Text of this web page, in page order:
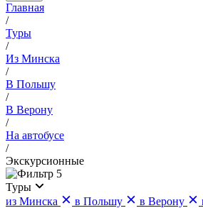
Главная
/
Туры
/
Из Минска
/
В Польшу
/
В Верону
/
На автобусе
/
Экскурсионные
5
Туры
из Минска
в Польшу в Верону